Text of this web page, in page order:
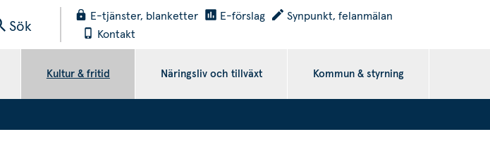
Sök
E-tjänster, blanketter E-förslag
Synpunkt, felanmälan
Kontakt
Kultur & fritid Näringsliv och tillväxt Kommun & styrning